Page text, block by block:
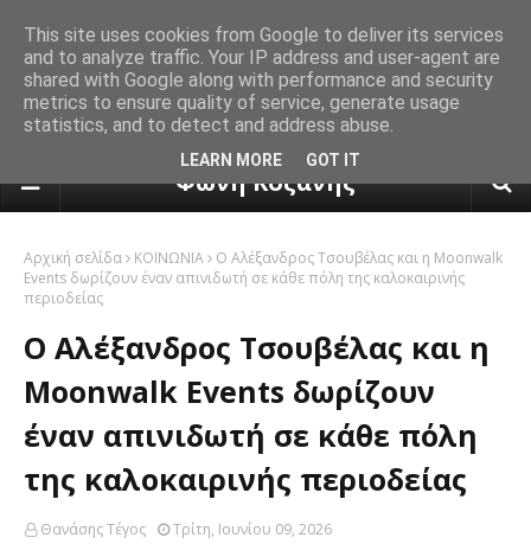
πρόγνωση καιρού από το
Φωνή Κοζάνης
Αρχική σελίδα ΚΟΙΝΩΝΙΑ
Ο Αλέξανδρος Τσουβέλας και η Moonwalk
Events δωρίζουν έναν απινιδωτή σε κάθε πόλη της καλοκαιρινής
περιοδείας
Ο Αλέξανδρος Τσουβέλας και η
Moonwalk Events δωρίζουν
έναν απινιδωτή σε κάθε πόλη
της καλοκαιρινής περιοδείας
Θανάσης Τέγος Τρίτη, Ιουνίου 09, 2026
This site uses cookies from Google to deliver its services
and to analyze traffic. Your IP address and user-agent are
shared with Google along with performance and security
metrics to ensure quality of service, generate usage
statistics, and to detect and address abuse.
LEARN MORE GOT IT